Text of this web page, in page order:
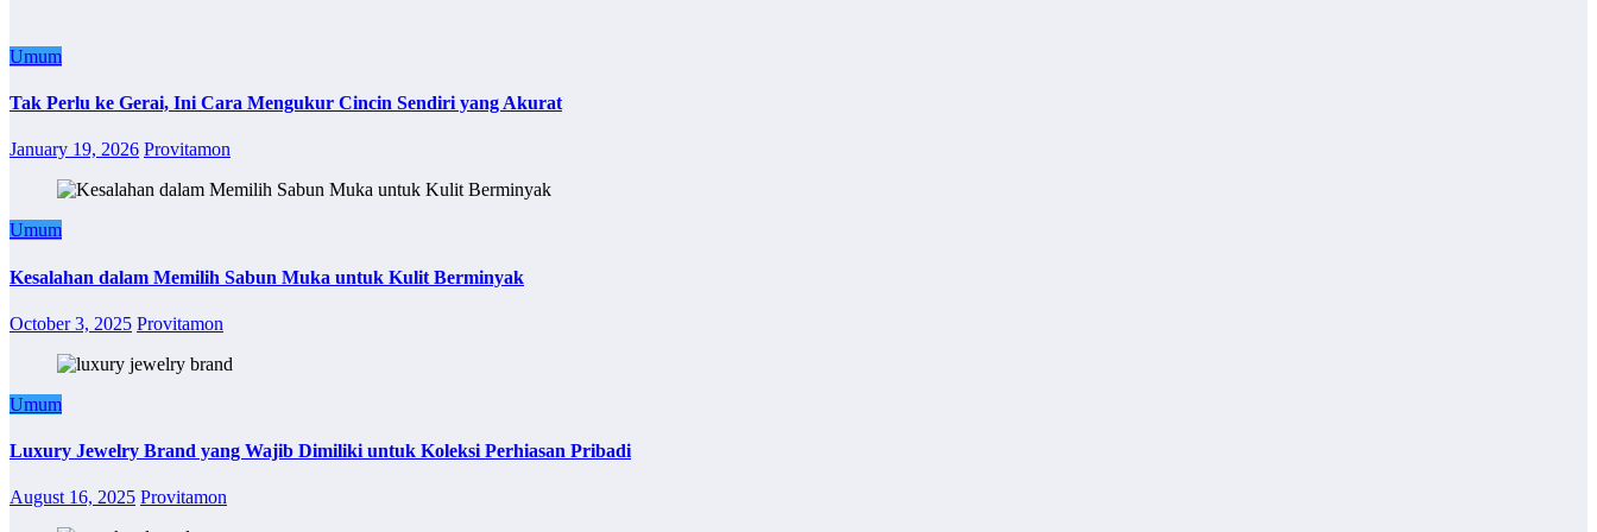
Umum
Tak Perlu ke Gerai, Ini Cara Mengukur Cincin Sendiri yang Akurat
January 19, 2026 Provitamon
Umum
Kesalahan dalam Memilih Sabun Muka untuk Kulit Berminyak
October 3, 2025 Provitamon
Umum
Luxury Jewelry Brand yang Wajib Dimiliki untuk Koleksi Perhiasan Pribadi
August 16, 2025 Provitamon